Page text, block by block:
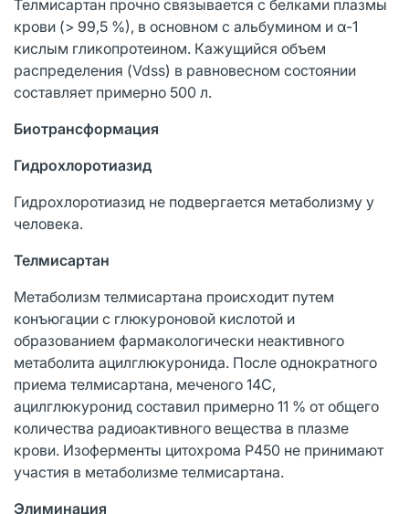
Телмисартан прочно связывается с белками плазмы
крови (> 99,5 %), в основном с альбумином и α-1
кислым гликопротеином. Кажущийся объем
распределения (Vdss) в равновесном состоянии
составляет примерно 500 л.
Биотрансформация
Гидрохлоротиазид
Гидрохлоротиазид не подвергается метаболизму у
человека.
Телмисартан
Метаболизм телмисартана происходит путем
конъюгации с глюкуроновой кислотой и
образованием фармакологически неактивного
метаболита ацилглюкуронида. После однократного
приема телмисартана, меченого 14C,
ацилглюкуронид составил примерно 11 % от общего
количества радиоактивного вещества в плазме
крови. Изоферменты цитохрома P450 не принимают
участия в метаболизме телмисартана.
Элиминация